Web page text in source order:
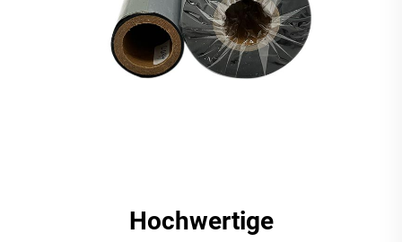
Hochwertige